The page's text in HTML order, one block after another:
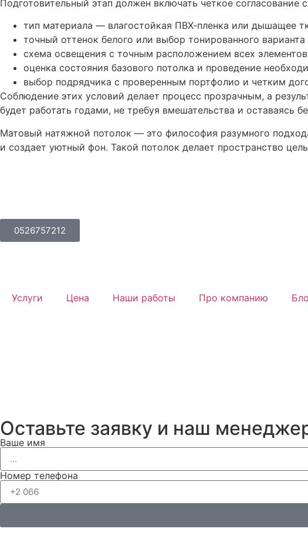
Подготовительный этап должен включать четкое согласование
тип материала — влагостойкая ПВХ-пленка или дышащее
точный оттенок белого или выбор тонированного
схема освещения с точным расположением всех
оценка состояния базового потолка и проведение
выбор подрядчика с проверенным портфолио и четким
Соблюдение этих условий делает процесс прозрачным, а
будет работать годами, не требуя вмешательства и оставаясь
Матовый натяжной потолок — это философия разумного
и создает уютный фон. Такой потолок делает пространство
0526757212
Услуги Цена Наши работы Про компанию
Оставьте заявку и наш
Ваше имя
Номер телефона